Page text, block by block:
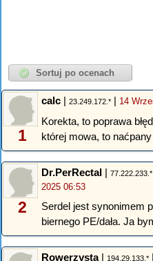
1
calc | 23.249.172.* | 14
Korekta, to poprawa
której mowa, to naćpany
2
Dr.PerRectal | 77.222.233.*
2025 06:53
Serdel jest synonimem
biernego PE/dała. Ja
Rowerzysta| 194.29.133.* |